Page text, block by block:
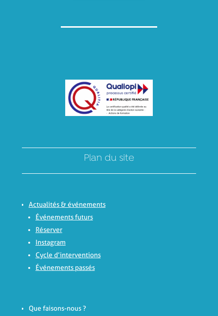
Plan du site
Actualités & événements
Événements futurs
Réserver
Instagram
Cycle d’interventions
Événements passés
Que faisons-nous ?